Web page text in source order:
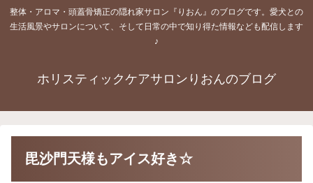
整体・アロマ・頭蓋骨矯正の隠れ家サロン『りおん』のブログです。愛犬との
生活風景やサロンについて、そして日常の中で知り得た情報なども配信します
♪
ホリスティックケアサロンりおんのブログ
毘沙門天様もアイス好き☆